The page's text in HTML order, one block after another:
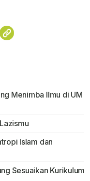
Menimba Ilmu di UM
Islam dan
Sesuaikan Kurikulum